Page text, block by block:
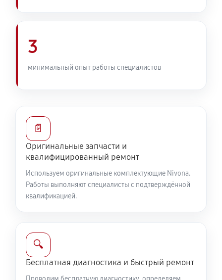
3
минимальный опыт работы специалистов
📄
Оригинальные запчасти и
квалифицированный ремонт
Используем оригинальные комплектующие Nivona.
Работы выполняют специалисты с подтверждённой
квалификацией.
🔍
Бесплатная диагностика и быстрый ремонт